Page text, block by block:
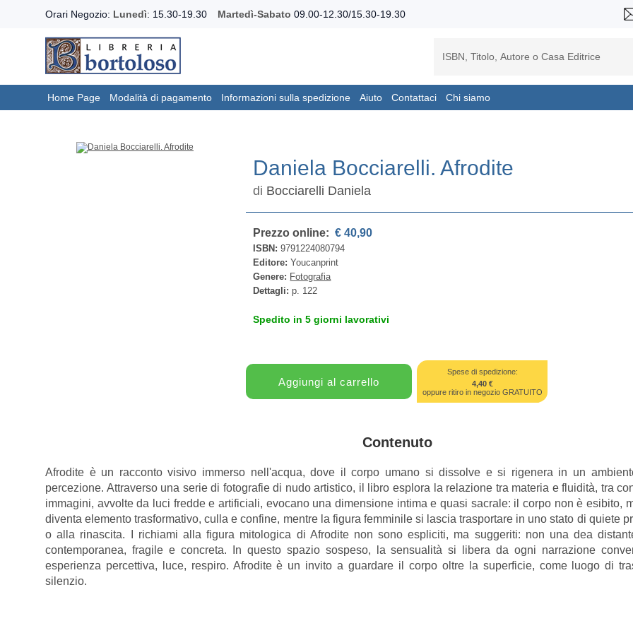
Orari Negozio: Lunedì: 15.30-19.30 Martedì-Sabato 09.00-12.30/15.30-19.30
Home Page Modalità di pagamento Informazioni sulla spedizione Aiuto Contattaci Chi siamo
Daniela Bocciarelli. Afrodite
di Bocciarelli Daniela
Prezzo online: € 40,90
ISBN:9791224080794
Editore:Youcanprint
Genere: Fotografia
Dettagli:p. 122
Spedito in 5 giorni lavorativi
Spese di spedizione:
4,40 €
oppure ritiro in negozio GRATUITO
Contenuto
Afrodite è un racconto visivo immerso nell'acqua, dove il corpo umano si dissolve e si rigenera in un
percezione. Attraverso una serie di fotografie di nudo artistico, il libro esplora la relazione tra materia e fluidità, tra
immagini, avvolte da luci fredde e artificiali, evocano una dimensione intima e quasi sacrale: il corpo non è esibito,
diventa elemento trasformativo, culla e confine, mentre la figura femminile si lascia trasportare in uno stato di quiete
o alla rinascita. I richiami alla figura mitologica di Afrodite non sono espliciti, ma suggeriti: non una dea
contemporanea, fragile e concreta. In questo spazio sospeso, la sensualità si libera da ogni narrazione
esperienza percettiva, luce, respiro. Afrodite è un invito a guardare il corpo oltre la superficie, come luogo di
silenzio.